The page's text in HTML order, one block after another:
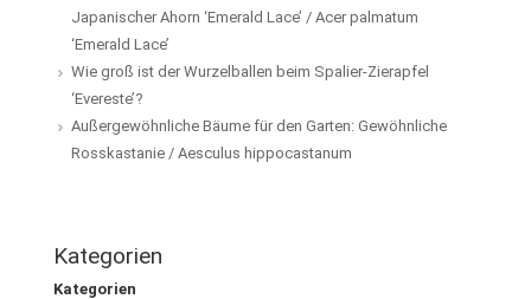
Japanischer Ahorn ‘Emerald Lace’ / Acer palmatum
‘Emerald Lace’
Wie groß ist der Wurzelballen beim Spalier-Zierapfel
‘Evereste’?
Außergewöhnliche Bäume für den Garten: Gewöhnliche
Rosskastanie / Aesculus hippocastanum
Kategorien
Kategorien